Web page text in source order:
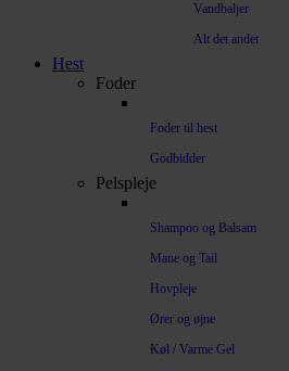
Vandbaljer
Alt det andet
Hest
Foder
Foder til hest
Godbidder
Pelspleje
Shampoo og Balsam
Mane og Tail
Hovpleje
Ører og øjne
Køl / Varme Gel